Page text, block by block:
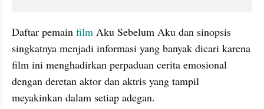
Daftar pemain film Aku Sebelum Aku dan sinopsis
singkatnya menjadi informasi yang banyak dicari karena
film ini menghadirkan perpaduan cerita emosional
dengan deretan aktor dan aktris yang tampil
meyakinkan dalam setiap adegan.